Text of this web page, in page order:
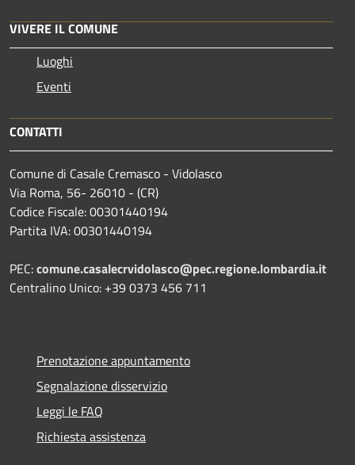
VIVERE IL COMUNE
Luoghi
Eventi
CONTATTI
Comune di Casale Cremasco - Vidolasco
Via Roma, 56- 26010 - (CR)
Codice Fiscale: 00301440194
Partita IVA: 00301440194
PEC:comune.casalecrvidolasco@pec.regione.lombardia.it
Centralino Unico: +39 0373 456 711
Prenotazione appuntamento
Segnalazione disservizio
Leggi le FAQ
Richiesta assistenza